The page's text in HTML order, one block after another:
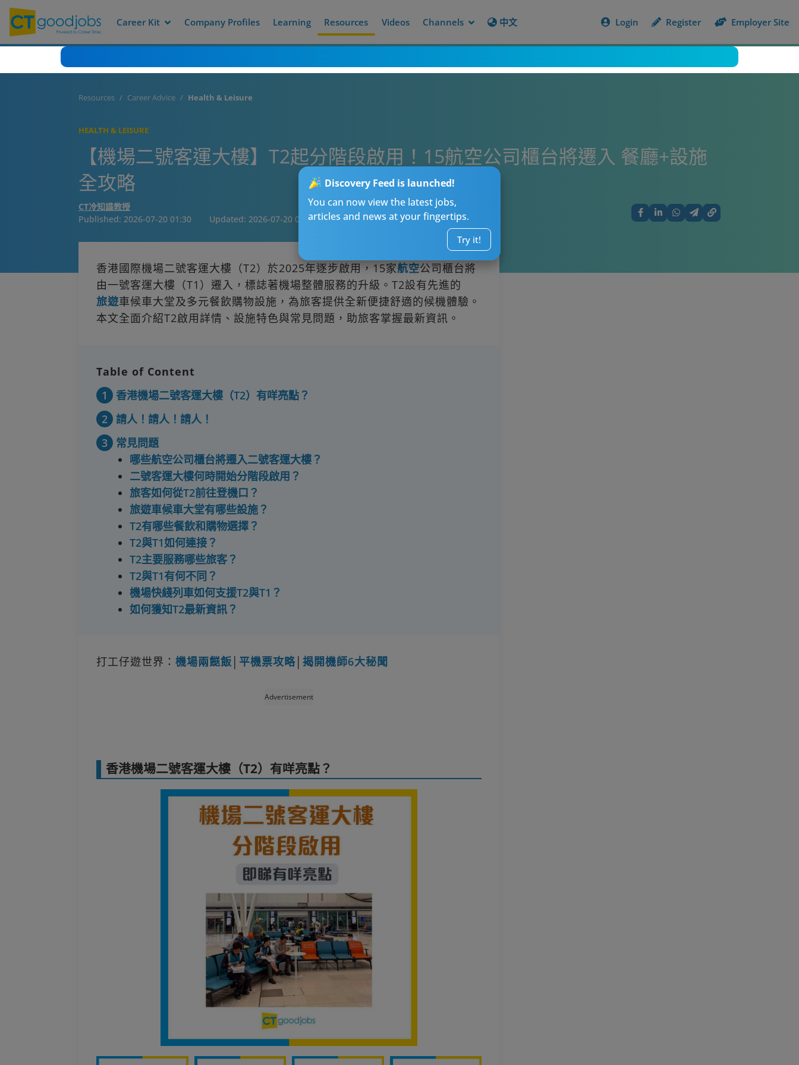
Career Kit Company Profiles Learning Resources Videos Channels 中文 Login Register Employer Site
Discovery Feed is launched!
You can now view the latest jobs,
articles and news at your fingertips.
Try it!
Resources Career Advice Health & Leisure
HEALTH & LEISURE
【機場二號客運大樓】T2起分階段啟用！15航空公司櫃台將遷入 餐廳+設施
全攻略
CT冷知識教授
Published: 2026-07-20 01:30 Updated: 2026-07-20 01:30
香港國際機場二號客運大樓（T2）於2025年逐步啟用，15家航空公司櫃台將
由一號客運大樓（T1）遷入，標誌著機場整體服務的升級。T2設有先進的
旅遊車候車大堂及多元餐飲購物設施，為旅客提供全新便捷舒適的候機體驗。
本文全面介紹T2啟用詳情、設施特色與常見問題，助旅客掌握最新資訊。
Table of Content
1
香港機場二號客運大樓（T2）有咩亮點？
2 請人！請人！請人！
3
常見問題
哪些航空公司櫃台將遷入二號客運大樓？
二號客運大樓何時開始分階段啟用？
旅客如何從T2前往登機口？
旅遊車候車大堂有哪些設施？
T2有哪些餐飲和購物選擇？
T2與T1如何連接？
T2主要服務哪些旅客？
T2與T1有何不同？
機場快綫列車如何支援T2與T1？
如何獲知T2最新資訊？
打工仔遊世界： 機場兩餸飯 平機票攻略 揭開機師6大秘聞
Advertisement
香港機場二號客運大樓（T2）有咩亮點？